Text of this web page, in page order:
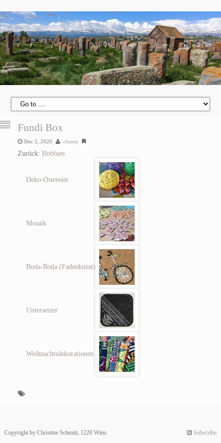
Fundi Box
Dec 2, 2020 cheesy
Zurück: Hobbies
Deko-Ostereier
Mosaik
Boda-Boda (Fadenkunst)
Untersetzer
Weihnachtsdekorationen
Copyright by Christine Schmitt, 1220 Wien. Subscribe